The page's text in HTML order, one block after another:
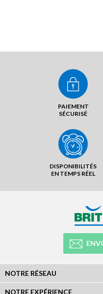
PAIEMENT
SÉCURISÉ
DISPONIBILITÉS
EN TEMPS RÉEL
NOTRE RÉSEAU
NOTRE EXPÉRIENCE